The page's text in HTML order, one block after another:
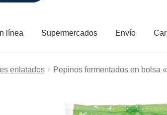
línea Supermercados Envío
enlatados Pepinos fermentados en bolsa